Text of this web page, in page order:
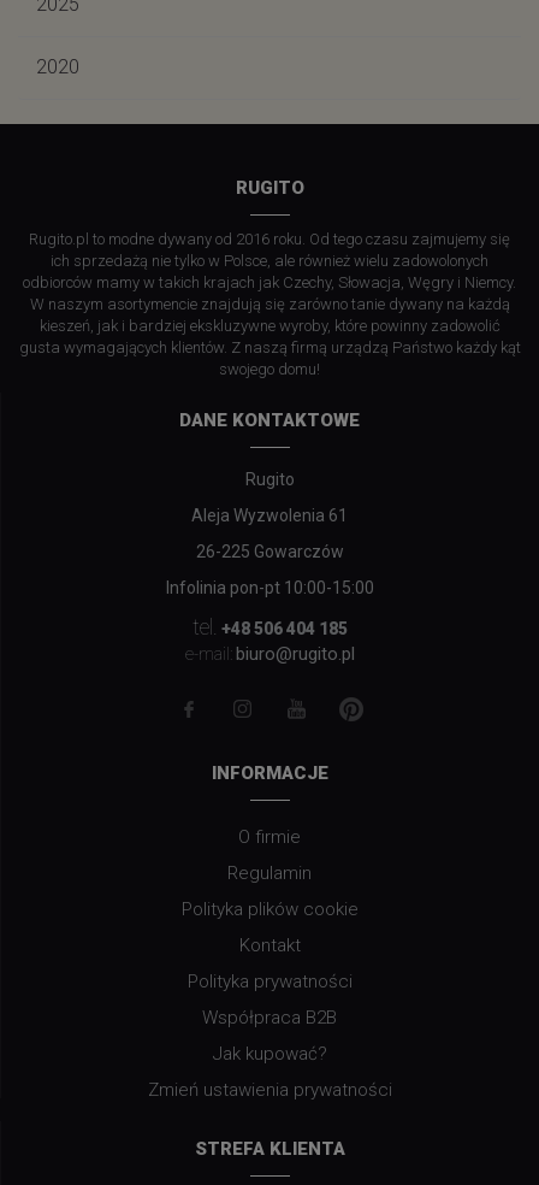
2020
RUGITO
Rugito.pl to modne dywany od 2016 roku. Od tego czasu zajmujemy się
ich sprzedażą nie tylko w Polsce, ale również wielu zadowolonych
odbiorców mamy w takich krajach jak Czechy, Słowacja, Węgry i Niemcy.
W naszym asortymencie znajdują się zarówno tanie dywany na każdą
kieszeń, jak i bardziej ekskluzywne wyroby, które powinny zadowolić
gusta wymagających klientów. Z naszą firmą urządzą Państwo każdy kąt
swojego domu!
DANE KONTAKTOWE
Rugito
Aleja Wyzwolenia 61
26-225 Gowarczów
Infolinia pon-pt 10:00-15:00
tel. +48 506 404 185
e-mail: biuro@rugito.pl
INFORMACJE
O firmie
Regulamin
Polityka plików cookie
Kontakt
Polityka prywatności
Współpraca B2B
Jak kupować?
Zmień ustawienia prywatności
STREFA KLIENTA